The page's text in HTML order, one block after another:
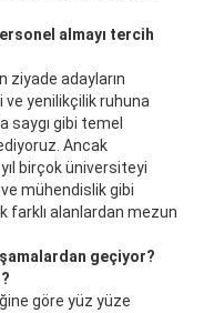
almayı tercih
ziyade adayların
ve yenilikçilik ruhuna
saygı gibi temel
Ancak
birçok üniversiteyi
mühendislik gibi
farklı alanlardan mezun
geçiyor?
göre yüz yüze